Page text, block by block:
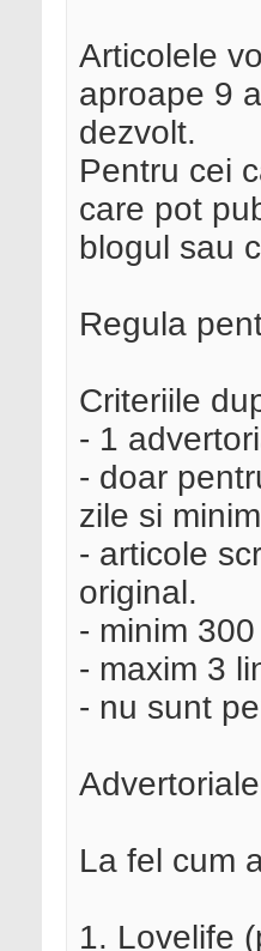
Articolele
aproape 9
dezvolt.
Pentru cei
care pot
blogul sau
Regula
Criteriile
- 1
- doar
zile si
- articole
original.
- minim
- maxim 3
- nu sunt
La fel cum
1. Lovelife